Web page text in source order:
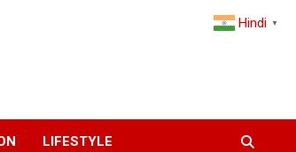
LIFESTYLE
Hindi ▼